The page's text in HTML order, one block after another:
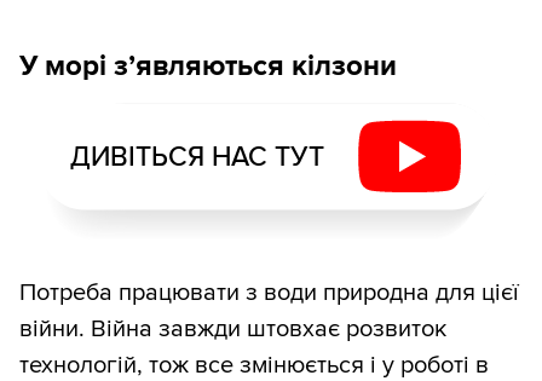
У морі з’являються кілзони
ДИВІТЬСЯ НАС ТУТ
Потреба працювати з води природна для цієї
війни. Війна завжди штовхає розвиток
технологій, тож все змінюється і у роботі в